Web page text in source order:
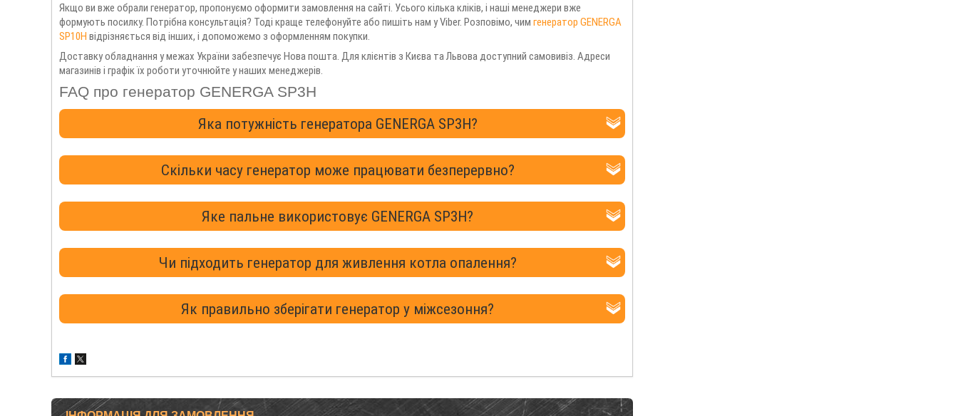
Якщо ви вже обрали генератор, пропонуємо оформити замовлення на сайті. Усього кілька кліків, і наші менеджери вже
формують посилку. Потрібна консультація? Тоді краще телефонуйте або пишіть нам у Viber. Розповімо, чим генератор GENERGA
SP10H відрізняється від інших, і допоможемо з оформленням покупки.
Доставку обладнання у межах України забезпечує Нова пошта. Для клієнтів з Києва та Львова доступний самовивіз. Адреси
магазинів і графік їх роботи уточнюйте у наших менеджерів.
FAQ про генератор GENERGA SP3H
Яка потужність генератора GENERGA SP3H?
Скільки часу генератор може працювати безперервно?
Яке пальне використовує GENERGA SP3H?
Чи підходить генератор для живлення котла опалення?
Як правильно зберігати генератор у міжсезоння?